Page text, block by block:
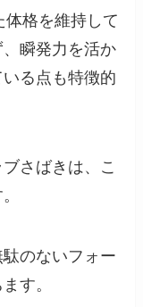
格を維持して
瞬発力を活か
る点も特徴的
さばきは、こ
のないフォー
す。